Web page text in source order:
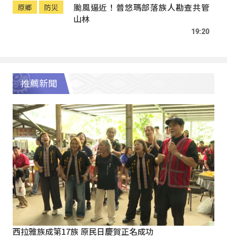
原鄉 防災
颱風逼近！普悠瑪部落族人勘查共管
山林
19:20
推薦新聞
西拉雅族成第17族 原民日慶賀正名成功